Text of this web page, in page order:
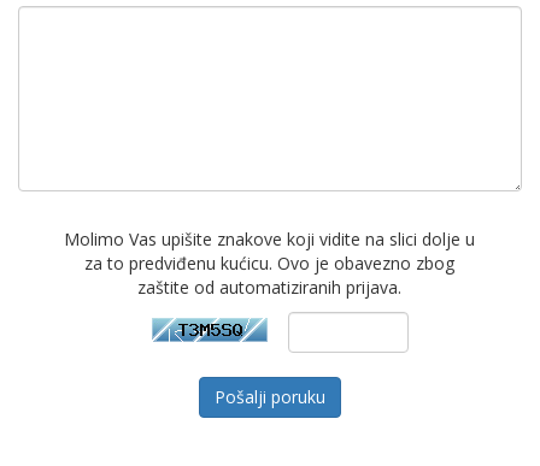
Molimo Vas upišite znakove koji vidite na slici dolje u
za to predviđenu kućicu. Ovo je obavezno zbog
zaštite od automatiziranih prijava.
Pošalji poruku